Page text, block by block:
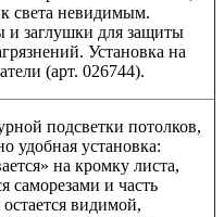
света невидимым.
и заглушки для защиты
Установка на
(арт. 026744).
подсветки потолков,
удобная установка:
на кромку листа,
саморезами и часть
видимой,